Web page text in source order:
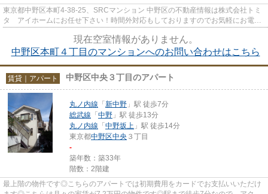
東京都中野区本町4-38-25、SRCマンション 中野区の不動産情報は株式会社トミ
タ アイホームにお任せ下さい！時間外対応もしておりますのでお気軽にお電話
現在空室情報がありません。
中野区本町４丁目のマンションへのお問い合わせはこちら
賃貸｜アパート 中野区中央３丁目のアパート
丸ノ内線 「 新中野 」駅 徒歩7分
総武線 「 中野 」駅 徒歩13分
丸ノ内線 「 中野坂上 」駅 徒歩14分
東京都中野区中央 ３丁目
-
築年数：築33年
階数：2階建
最上階の物件です◎こちらのアパートでは初期費用をカードでお支払いいただけ